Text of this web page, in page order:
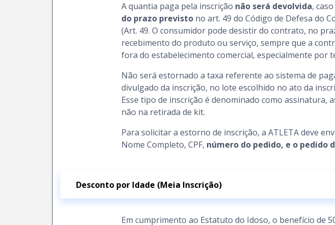
A quantia paga pela inscrição não será devolvida,
do prazo previsto no art. 49 do Código de Defesa do
(Art. 49. O consumidor pode desistir do contrato, no
recebimento do produto ou serviço, sempre que a
fora do estabelecimento comercial, especialmente por
Não será estornado a taxa referente ao sistema de
divulgado da inscrição, no lote escolhido no ato da
Esse tipo de inscrição é denominado como assinatura,
não na retirada de kit.
Para solicitar a estorno de inscrição, a ATLETA deve
Nome Completo, CPF, número do pedido, e o pedido
Desconto por Idade (Meia Inscrição)
Em cumprimento ao Estatuto do Idoso, o benefício de